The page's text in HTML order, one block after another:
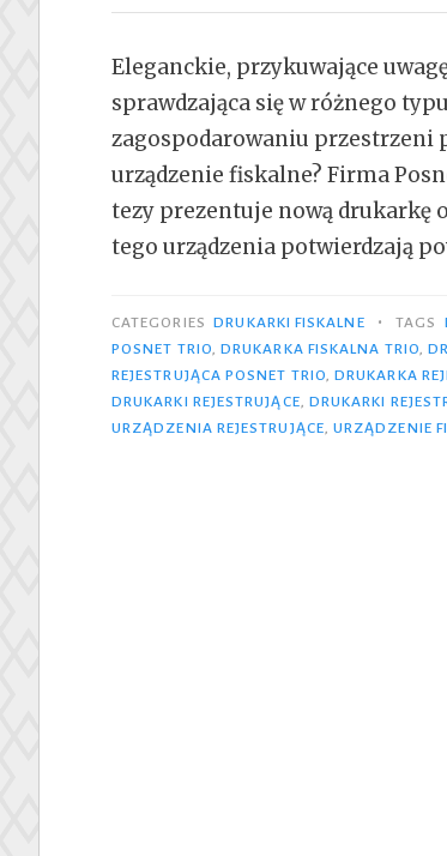
Eleganckie, przykuwające
sprawdzająca się w różnego
zagospodarowaniu przestrzeni
urządzenie fiskalne? Firma
tezy prezentuje nową drukarkę
tego urządzenia potwierdzają
CATEGORIES DRUKARKI FISKALNE • TAGS
POSNET TRIO,DRUKARKA FISKALNA TRIO,
REJESTRUJĄCA POSNET TRIO,DRUKARKA
DRUKARKI REJESTRUJĄCE, DRUKARKI
URZĄDZENIA REJESTRUJĄCE,URZĄDZENIE